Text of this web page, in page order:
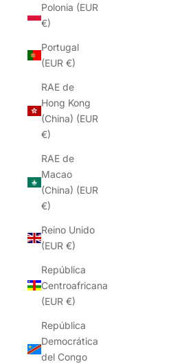
Polonia (EUR
€)
Portugal
(EUR €)
RAE de
Hong Kong
(China) (EUR
€)
RAE de
Macao
(China) (EUR
€)
Reino Unido
(EUR €)
República
Centroafricana
(EUR €)
República
Democrática
del Congo